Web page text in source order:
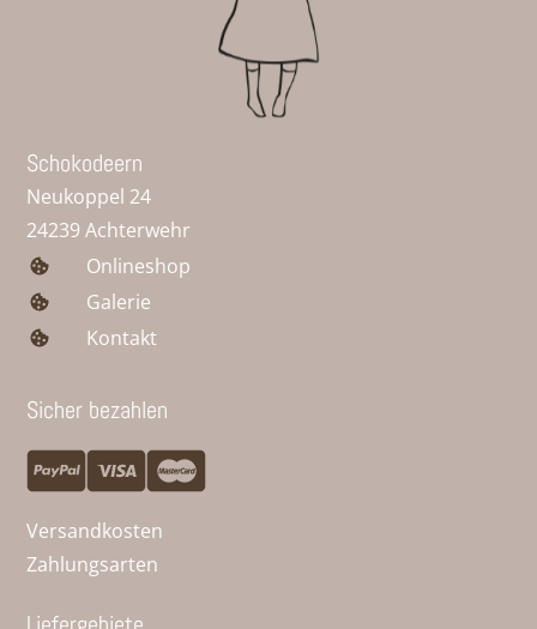
Schokodeern
Neukoppel 24
24239 Achterwehr
Onlineshop
Galerie
Kontakt
Sicher bezahlen
Versandkosten
Zahlungsarten